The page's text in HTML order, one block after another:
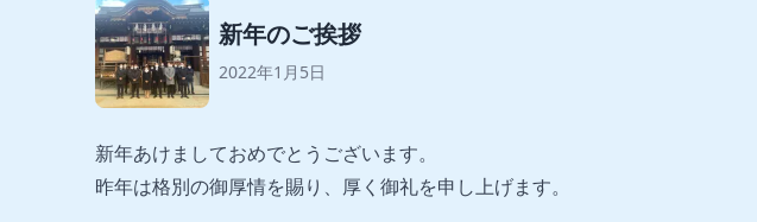
新年のご挨拶
2022年1月5日
新年あけましておめでとうございます。
昨年は格別の御厚情を賜り、厚く御礼を申し上げます。